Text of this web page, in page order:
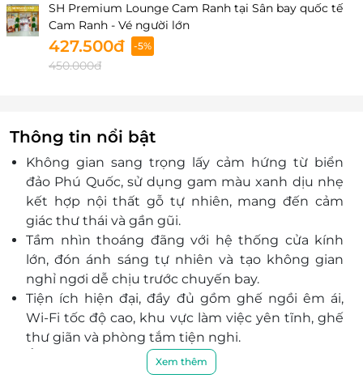
SH Premium Lounge Cam Ranh tại Sân bay quốc tế
Cam Ranh - Vé người lớn
427.500đ -5%
450.000đ
Thông tin nổi bật
Không gian sang trọng lấy cảm hứng từ biển
đảo Phú Quốc, sử dụng gam màu xanh dịu nhẹ
kết hợp nội thất gỗ tự nhiên, mang đến cảm
giác thư thái và gần gũi.
Tầm nhìn thoáng đãng với hệ thống cửa kính
lớn, đón ánh sáng tự nhiên và tạo không gian
nghỉ ngơi dễ chịu trước chuyến bay.
Tiện ích hiện đại, đầy đủ gồm ghế ngồi êm ái,
Wi-Fi tốc độ cao, khu vực làm việc yên tĩnh, ghế
thư giãn và phòng tắm tiện nghi.
Ẩm thực buffet đa dạng, phục vụ các món Việt
Nam đặc trưng như phở, bánh cuốn cùng nhiều
Xem thêm